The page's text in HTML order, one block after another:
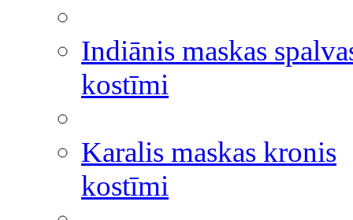
Indiānis maskas
kostīmi
Karalis maskas kronis
kostīmi